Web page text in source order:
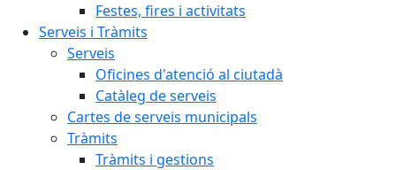
Festes, fires i activitats
Serveis i Tràmits
Serveis
Oficines d'atenció al ciutadà
Catàleg de serveis
Cartes de serveis municipals
Tràmits
Tràmits i gestions